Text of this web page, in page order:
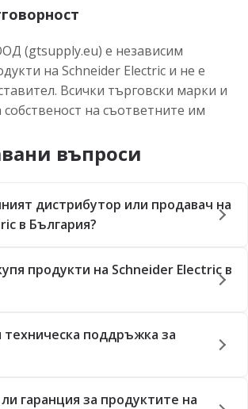
(gtsupply.eu) е независим
на Schneider Electric и не е
Всички търговски марки и
на съответните им
въпроси
дистрибутор или продавач на
в България?
продукти на Schneider Electric в
техническа поддръжка за
гаранция за продуктите на